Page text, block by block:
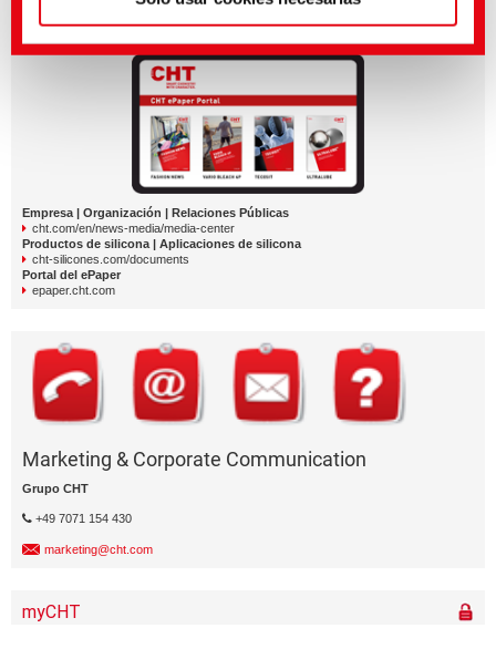
Más medios y documentos de la CHT
Empresa | Organización | Relaciones Públicas
cht.com/en/news-media/media-center
Productos de silicona | Aplicaciones de silicona
cht-silicones.com/documents
Portal del ePaper
epaper.cht.com
Marketing & Corporate Communication
Grupo CHT
+49 7071 154 430
marketing@cht.com